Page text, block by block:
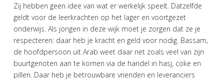
Zij hebben geen idee van wat er werkelijk speelt. Datzelfde
geldt voor de leerkrachten op het lager en voortgezet
onderwijs. Als jongen in deze wijk moet je zorgen dat ze je
respecteren: daar heb je kracht en geld voor nodig. Bassam,
de hoofdpersoon uit Arab weet daar net zoals veel van zijn
buurtgenoten aan te komen via de handel in hasj, coke en
pillen. Daar heb je betrouwbare vrienden en leveranciers